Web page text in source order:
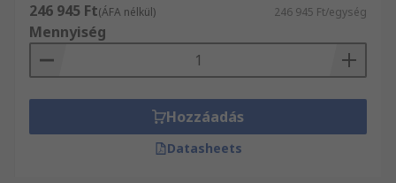
246 945 Ft(ÁFA nélkül) 246 945 Ft/egység
Mennyiség
Hozzáadás
Datasheets